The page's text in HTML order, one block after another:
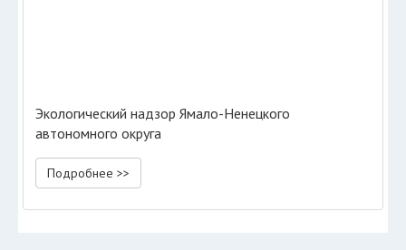
Экологический надзор Ямало-Ненецкого
автономного округа
Подробнее >>